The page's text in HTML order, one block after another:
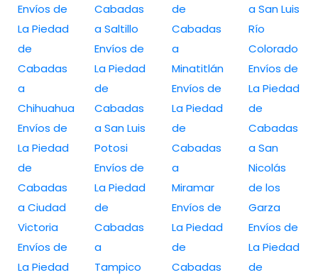
Envíos de
La Piedad
de
Cabadas
a
Chihuahua
Envíos de
La Piedad
de
Cabadas
a Ciudad
Victoria
Envíos de
La Piedad
Cabadas
a Saltillo
Envíos de
La Piedad
de
Cabadas
a San Luis
Potosi
Envíos de
La Piedad
de
Cabadas
a
Tampico
de
Cabadas
a
Minatitlán
Envíos de
La Piedad
de
Cabadas
a
Miramar
Envíos de
La Piedad
de
Cabadas
a San Luis
Río
Colorado
Envíos de
La Piedad
de
Cabadas
a San
Nicolás
de los
Garza
Envíos de
La Piedad
de